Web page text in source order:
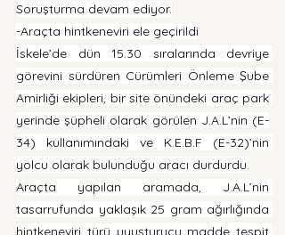
Soruşturma devam ediyor.
-Araçta hintkeneviri ele geçirildi
İskele’de dün 15.30 sıralarında devriye
görevini sürdüren Cürümleri Önleme Şube
Amirliği ekipleri, bir site önündeki araç park
yerinde şüpheli olarak görülen J.A.L’nin (E-
34) kullanımındaki ve K.E.B.F (E-32)’nin
yolcu olarak bulunduğu aracı durdurdu.
Araçta yapılan aramada, J.A.L’nin
tasarrufunda yaklaşık 25 gram ağırlığında
hintkeneviri türü uyuşturucu madde tespit